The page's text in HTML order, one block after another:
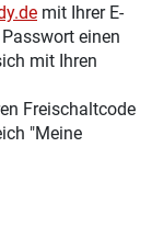
mit Ihrer E-
einen
mit Ihren
Freischaltcode
"Meine